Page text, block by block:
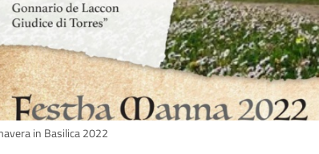
in Basilica 2022